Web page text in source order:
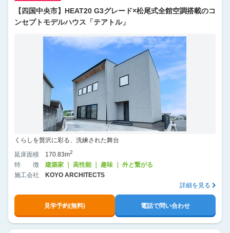
【四国中央市】HEAT20 G3グレード×松尾式全館空調搭載のコ
ンセプトモデルハウス「テアトル」
くらしを贅沢に彩る、洗練された舞台
延床面積
170.83m2
特徴
建築家 ｜ 高性能 ｜ 趣味 ｜ 外と繋がる
施工会社
KOYO ARCHITECTS
詳細を見る
見学予約(無料) 電話で問い合わせ